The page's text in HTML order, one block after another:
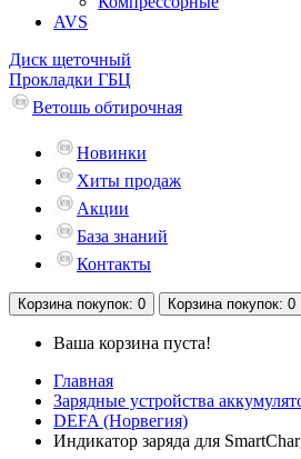
AVS
Диск щеточный
Прокладки ГБЦ
Ветошь обтирочная
Новинки
Хиты продаж
Акции
База знаний
Контакты
Корзина покупок: 0 Корзина покупок: 0
Ваша корзина пуста!
Главная
Зарядные устройства
DEFA (Норвегия)
Индикатор заряда для